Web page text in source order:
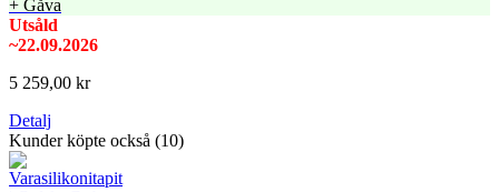
+ Gåva
Utsåld
~22.09.2026
5 259,00 kr
Detalj
Kunder köpte också (10)